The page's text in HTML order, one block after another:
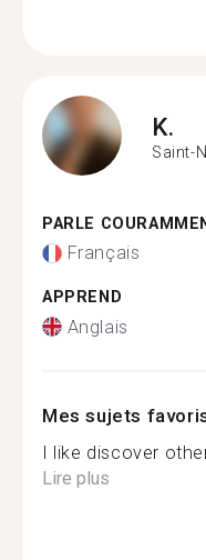
K.
Saint-
PARLE
Français
APPREND
Anglais
Mes sujets
I like discover
Lire plus